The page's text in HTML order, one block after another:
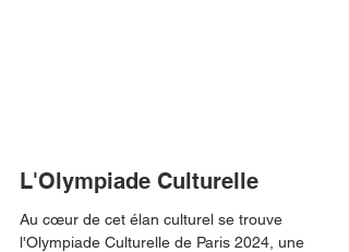
L'Olympiade Culturelle
Au cœur de cet élan culturel se trouve
l'Olympiade Culturelle de Paris 2024, une